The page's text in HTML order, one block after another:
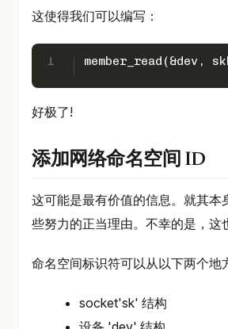
这使得我们可以编写：
1 member_read(&dev,
好极了!
添加网络命名空间 ID
这可能是最有价值的信息。就其本
些努力的正当理由。不幸的是，这
命名空间标识符可以从以下两个地
socket'sk' 结构